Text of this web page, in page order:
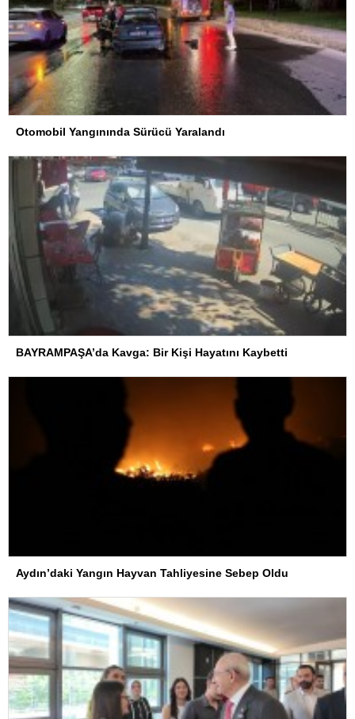
Otomobil Yangınında Sürücü Yaralandı
BAYRAMPAŞA’da Kavga: Bir Kişi Hayatını Kaybetti
Aydın’daki Yangın Hayvan Tahliyesine Sebep Oldu